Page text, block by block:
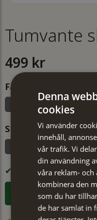
Tumvante
499 kr
Färg
Storlek
M L
I LAGER
LÄGG I
Denna
cookies
Vi använder
innehåll,
vår trafik. Vi
din användning
våra reklam- och
kombinera den
som du har
de har samlat in